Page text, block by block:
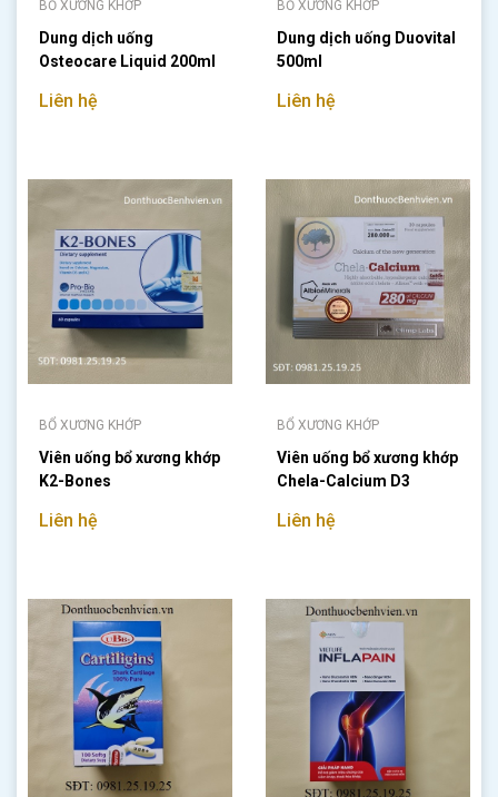
BỔ XƯƠNG KHỚP
Dung dịch uống
Osteocare Liquid 200ml
Liên hệ
BỔ XƯƠNG KHỚP
Dung dịch uống Duovital
500ml
Liên hệ
BỔ XƯƠNG KHỚP
Viên uống bổ xương khớp
K2-Bones
Liên hệ
BỔ XƯƠNG KHỚP
Viên uống bổ xương khớp
Chela-Calcium D3
Liên hệ